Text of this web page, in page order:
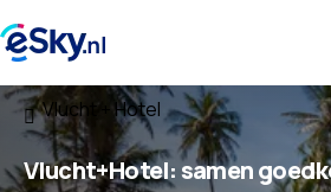
Vlucht + Hotel
Vlucht+Hotel: samen